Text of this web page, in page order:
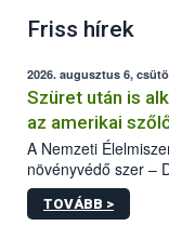
Friss hírek
2026. augusztus 6,
Szüret után is
az amerikai
A Nemzeti
növényvédő szer –
engedélyokiratát
egészen a
TOVÁBB >